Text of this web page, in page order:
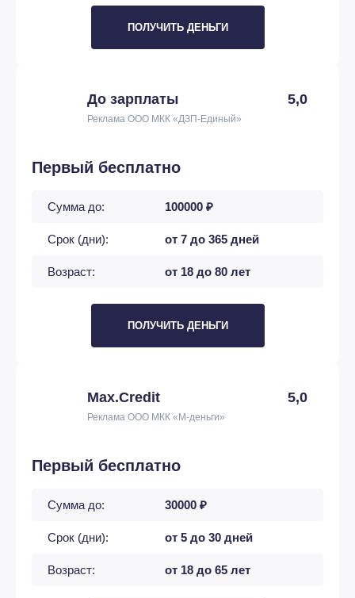
ПОЛУЧИТЬ ДЕНЬГИ
До зарплаты 5,0
Реклама ООО МКК «ДЗП-Единый»
Первый бесплатно
Сумма до: 100000 ₽
Срок (дни): от 7 до 365 дней
Возраст: от 18 до 80 лет
ПОЛУЧИТЬ ДЕНЬГИ
Max.Credit 5,0
Реклама ООО МКК «М-деньги»
Первый бесплатно
Сумма до: 30000 ₽
Срок (дни): от 5 до 30 дней
Возраст: от 18 до 65 лет